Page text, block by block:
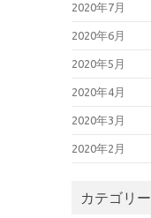
2020年7月
2020年6月
2020年5月
2020年4月
2020年3月
2020年2月
カテゴリー